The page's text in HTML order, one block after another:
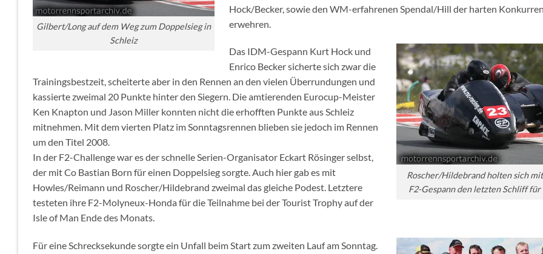
Gilbert/Long auf dem Weg zum Doppelsieg in
Schleiz
Hock/Becker, sowie den WM-erfahrenen Spendal/Hill der harten
erwehren.
Roscher/Hildebrand holten sich
F2-Gespann den letzten Schliff für
Das IDM-Gespann Kurt Hock und
Enrico Becker sicherte sich zwar die
Trainingsbestzeit, scheiterte aber in den Rennen an den vielen Überrundungen und
kassierte zweimal 20 Punkte hinter den Siegern. Die amtierenden Eurocup-Meister
Ken Knapton und Jason Miller konnten nicht die erhofften Punkte aus Schleiz
mitnehmen. Mit dem vierten Platz im Sonntagsrennen blieben sie jedoch im Rennen
um den Titel 2008.
In der F2-Challenge war es der schnelle Serien-Organisator Eckart Rösinger selbst,
der mit Co Bastian Born für einen Doppelsieg sorgte. Auch hier gab es mit
Howles/Reimann und Roscher/Hildebrand zweimal das gleiche Podest. Letztere
testeten ihre F2-Molyneux-Honda für die Teilnahme bei der Tourist Trophy auf der
Isle of Man Ende des Monats.
Für eine Schrecksekunde sorgte ein Unfall beim Start zum zweiten Lauf am Sonntag.